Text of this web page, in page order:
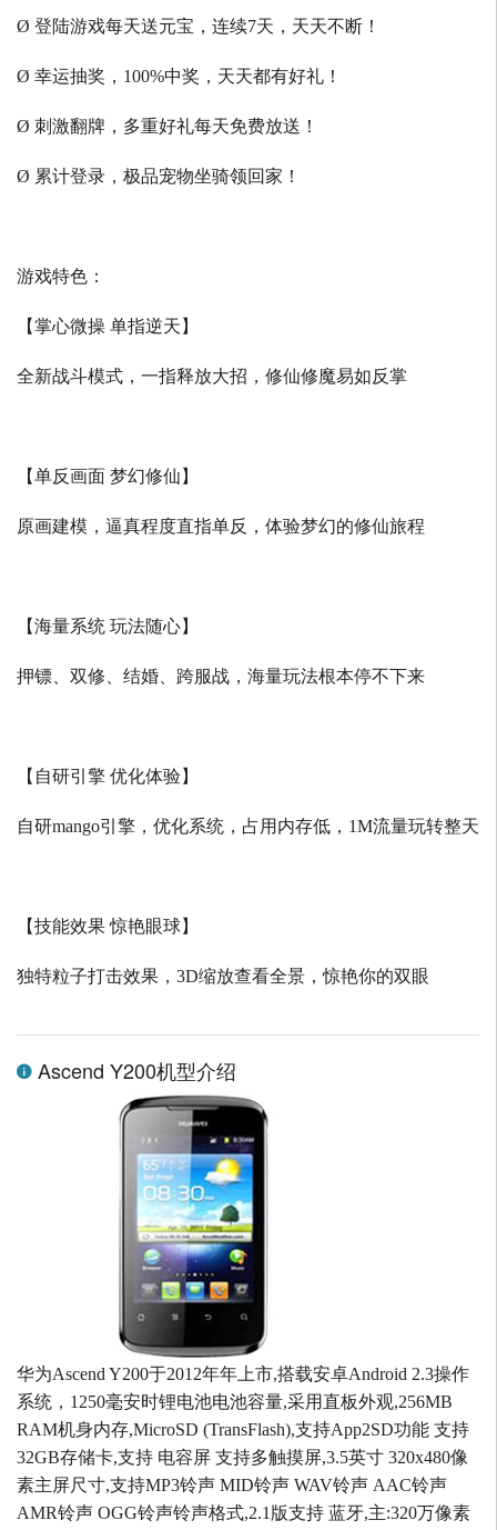
Ø 登陆游戏每天送元宝，连续7天，天天不断！
Ø 幸运抽奖，100%中奖，天天都有好礼！
Ø 刺激翻牌，多重好礼每天免费放送！
Ø 累计登录，极品宠物坐骑领回家！
游戏特色：
【掌心微操 单指逆天】
全新战斗模式，一指释放大招，修仙修魔易如反掌
【单反画面 梦幻修仙】
原画建模，逼真程度直指单反，体验梦幻的修仙旅程
【海量系统 玩法随心】
押镖、双修、结婚、跨服战，海量玩法根本停不下来
【自研引擎 优化体验】
自研mango引擎，优化系统，占用内存低， 1M流量玩转整天
【技能效果 惊艳眼球】
独特粒子打击效果， 3D缩放查看全景，惊艳你的双眼
Ascend Y200机型介绍
华为Ascend Y200于2012年年上市,搭载安卓Android 2.3操作
系统，1250毫安时锂电池电池容量,采用直板外观,256MB
RAM机身内存,MicroSD (TransFlash),支持App2SD功能 支持
32GB存储卡,支持 电容屏 支持多触摸屏,3.5英寸 320x480像
素主屏尺寸,支持MP3铃声 MID铃声 WAV铃声 AAC铃声
AMR铃声 OGG铃声铃声格式,2.1版支持 蓝牙,主:320万像素